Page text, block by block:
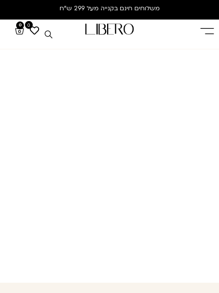
משלוחים חינם בקנייה מעל 299 ש”ח
0
0